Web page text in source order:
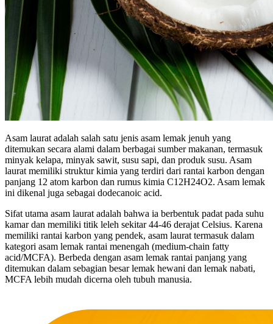
Asam laurat adalah salah satu jenis asam lemak jenuh yang
ditemukan secara alami dalam berbagai sumber makanan, termasuk
minyak kelapa, minyak sawit, susu sapi, dan produk susu. Asam
laurat memiliki struktur kimia yang terdiri dari rantai karbon dengan
panjang 12 atom karbon dan rumus kimia C12H24O2. Asam lemak
ini dikenal juga sebagai dodecanoic acid.
Sifat utama asam laurat adalah bahwa ia berbentuk padat pada suhu
kamar dan memiliki titik leleh sekitar 44-46 derajat Celsius. Karena
memiliki rantai karbon yang pendek, asam laurat termasuk dalam
kategori asam lemak rantai menengah (medium-chain fatty
acid/MCFA). Berbeda dengan asam lemak rantai panjang yang
ditemukan dalam sebagian besar lemak hewani dan lemak nabati,
MCFA lebih mudah dicerna oleh tubuh manusia.